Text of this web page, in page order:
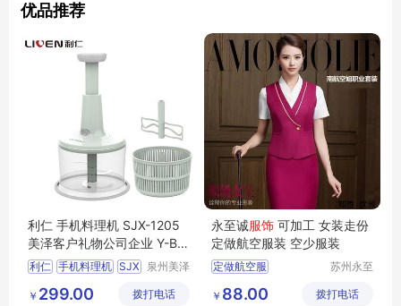
优品推荐
利仁 手机料理机 SJX-1205
美泽客户礼物公司企业 Y-BH
LR-(T)-55
利仁 手机料理机 SJX
客户礼物公司企业
MY
泉州美泽
公司
￥ 299.00 拨打电话
永至诚服饰 可加工 女装走份
定做航空服装 空少服装
定做航空服
东方航空服定做
苏州永至
限公司
￥ 88.00 拨打电话